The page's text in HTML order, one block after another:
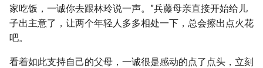
家吃饭，一诚你去跟林玲说一声。”兵藤母亲直接开始给儿
子出主意了，让两个年轻人多多相处一下，总会擦出点火花
吧。
看着如此支持自己的父母，一诚很是感动的点了点头，立刻